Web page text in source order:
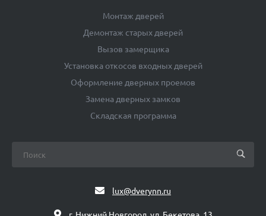
Монтаж дверей
Демонтаж старых дверей
Вызов замерщика
Установка откосов входных дверей
Оформление дверных проемов
Замена дверных замков
Складская программа
lux@dverynn.ru